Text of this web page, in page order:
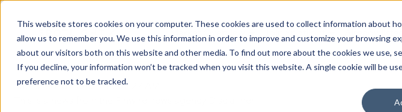
This website stores cookies on your computer. These cookies are used to collect information about
allow us to remember you. We use this information in order to improve and customize your browsing
about our visitors both on this website and other media. To find out more about the cookies we use,
If you decline, your information won’t be tracked when you visit this website. A single cookie will be
preference not to be tracked.
Published: 6/4/2025 10:07:27 AM